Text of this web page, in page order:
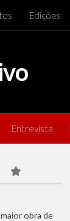
Edições
Entrevista
obra de